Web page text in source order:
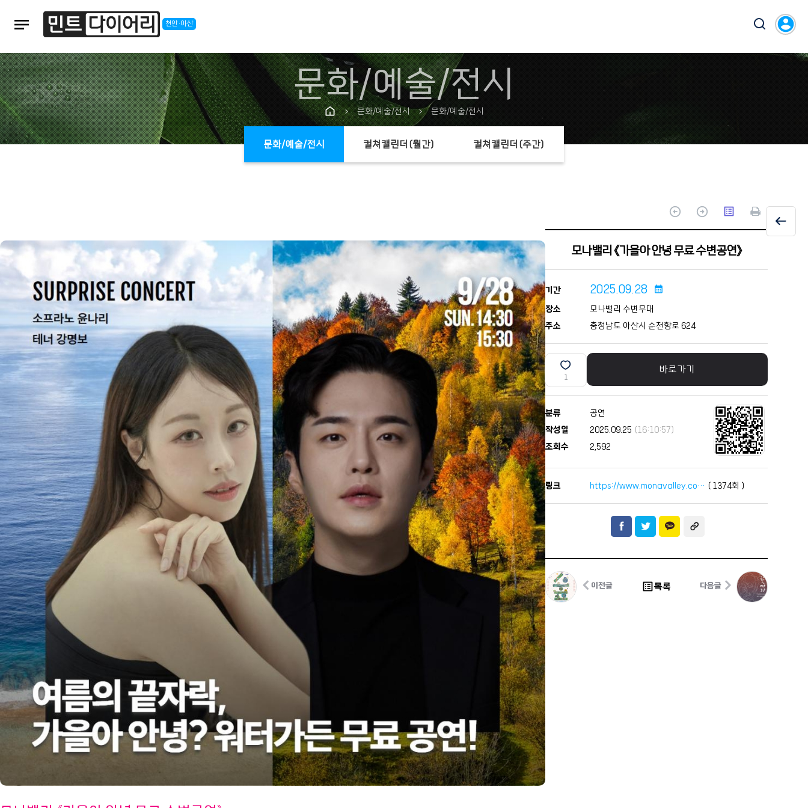
notes 천안·아산 account_circle
문화/예술/전시
chevron_right 문화/예술/전시 chevron_right 문화/예술/전시
문화/예술/전시 컬쳐캘린더(월간) 컬쳐캘린더(주간)
arrow_circle_up arrow_circle_up list_alt
모나밸리 《가을아 안녕 무료 수변공연》
기간 2025.09.28 calendar_month
장소
모나밸리 수변무대
주소
충청남도 아산시 순천향로 624
1
바로가기
분류
공연
작성일
2025.09.25 (16:10:57)
조회수
2,592
링크 https://www.monavalley.co… ( 1374회 )
이전글 list_alt 목록 다음글